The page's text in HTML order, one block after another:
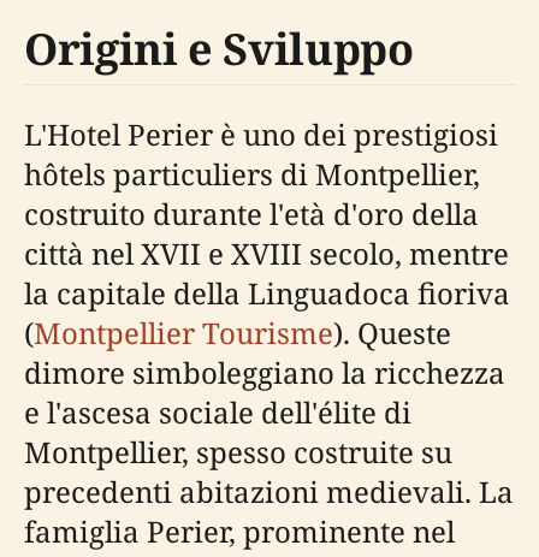
Origini e Sviluppo
L'Hotel Perier è uno dei prestigiosi
hôtels particuliers di Montpellier,
costruito durante l'età d'oro della
città nel XVII e XVIII secolo, mentre
la capitale della Linguadoca fioriva
(Montpellier Tourisme). Queste
dimore simboleggiano la ricchezza
e l'ascesa sociale dell'élite di
Montpellier, spesso costruite su
precedenti abitazioni medievali. La
famiglia Perier, prominente nel